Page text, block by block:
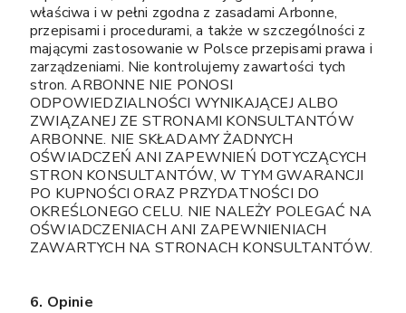
właściwa i w pełni zgodna z zasadami Arbonne,
przepisami i procedurami, a także w szczególności z
mającymi zastosowanie w Polsce przepisami prawa i
zarządzeniami. Nie kontrolujemy zawartości tych
stron. ARBONNE NIE PONOSI
ODPOWIEDZIALNOŚCI WYNIKAJĄCEJ ALBO
ZWIĄZANEJ ZE STRONAMI KONSULTANTÓW
ARBONNE. NIE SKŁADAMY ŻADNYCH
OŚWIADCZEŃ ANI ZAPEWNIEŃ DOTYCZĄCYCH
STRON KONSULTANTÓW, W TYM GWARANCJI
PO KUPNOŚCI ORAZ PRZYDATNOŚCI DO
OKREŚLONEGO CELU. NIE NALEŻY POLEGAĆ NA
OŚWIADCZENIACH ANI ZAPEWNIENIACH
ZAWARTYCH NA STRONACH KONSULTANTÓW.
6. Opinie